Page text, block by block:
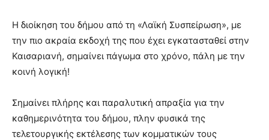
Η διοίκηση του δήμου από τη «Λαϊκή Συσπείρωση», με
την πιο ακραία εκδοχή της που έχει εγκατασταθεί στην
Καισαριανή, σημαίνει πάγωμα στο χρόνο, πάλη με την
κοινή λογική!
Σημαίνει πλήρης και παραλυτική απραξία για την
καθημερινότητα του δήμου, πλην φυσικά της
τελετουργικής εκτέλεσης των κομματικών τους